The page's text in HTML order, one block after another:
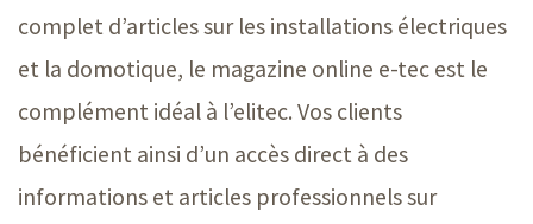
complet d’articles sur les installations électriques
et la domotique, le magazine online e-tec est le
complément idéal à l’elitec. Vos clients
bénéficient ainsi d’un accès direct à des
informations et articles professionnels sur